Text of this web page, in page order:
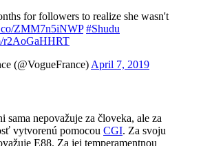
for followers to realize she wasn't
ZMM7n5iNWP #Shudu
r2AoGaHHRT
(@VogueFrance)April 7, 2019
sama nepovažuje za človeka, ale za
vytvorenú pomocou CGI. Za svoju
E88. Za jej temperamentnou